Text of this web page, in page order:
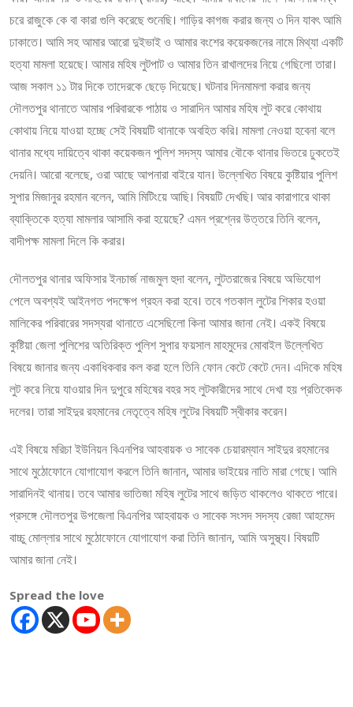
চরে রাজুকে কে বা কারা গুলি করেছে শুনেছি। গাড়ির কাগজ করার জন্য ৩ দিন যাবৎ আমি
ঢাকাতে। আমি সহ আমার আরো দুইভাই ও আমার বংশের কয়েকজনের নামে মিথ্যা একটি
হত্যা মামলা হয়েছে। আমার মহিষ লুটপাট ও আমার তিন রাখালদের নিয়ে গেছিলো তারা।
আজ সকাল ১১ টার দিকে তাদেরকে ছেড়ে দিয়েছে। ঘটনার দিনমামলা করার জন্য
দৌলতপুর থানাতে আমার পরিবারকে পাঠায় ও সারাদিন আমার মহিষ লুট করে কোথায়
কোথায় নিয়ে যাওয়া হচ্ছে সেই বিষয়টি থানাকে অবহিত করি। মামলা নেওয়া হবেনা বলে
থানার মধ্যে দায়িত্বে থাকা কয়েকজন পুলিশ সদস্য আমার বৌকে থানার ভিতরে ঢুকতেই
দেয়নি। আরো বলেছে, ওরা আছে আপনারা বাইরে যান। উল্লেখিত বিষয়ে কুষ্টিয়ার পুলিশ
সুপার মিজানুর রহমান বলেন, আমি মিটিংয়ে আছি। বিষয়টি দেখছি। আর কারাগারে থাকা
ব্যাক্তিকে হত্যা মামলার আসামি করা হয়েছে? এমন প্রশ্নের উত্তরে তিনি বলেন,
বাদীপক্ষ মামলা দিলে কি করার।
দৌলতপুর থানার অফিসার ইনচার্জ নাজমুল হুদা বলেন, লুটতরাজের বিষয়ে অভিযোগ
পেলে অবশ্যই আইনগত পদক্ষেপ গ্রহন করা হবে। তবে গতকাল লুটের শিকার হওয়া
মালিকের পরিবারের সদস্যরা থানাতে এসেছিলো কিনা আমার জানা নেই। একই বিষয়ে
কুষ্টিয়া জেলা পুলিশের অতিরিক্ত পুলিশ সুপার ফয়সাল মাহমুদের মোবাইল উল্লেখিত
বিষয়ে জানার জন্য একাধিকবার কল করা হলে তিনি ফোন কেটে কেটে দেন। এদিকে মহিষ
লুট করে নিয়ে যাওয়ার দিন দুপুরে মহিষের বহর সহ লুটকারীদের সাথে দেখা হয় প্রতিবেদক
দলের। তারা সাইদুর রহমানের নেতৃত্বে মহিষ লুটের বিষয়টি স্বীকার করেন।
এই বিষয়ে মরিচা ইউনিয়ন বিএনপির আহবায়ক ও সাবেক চেয়ারম্যান সাইদুর রহমানের
সাথে মুঠোফোনে যোগাযোগ করলে তিনি জানান, আমার ভাইয়ের নাতি মারা গেছে। আমি
সারাদিনই থানায়। তবে আমার ভাতিজা মহিষ লুটের সাথে জড়িত থাকলেও থাকতে পারে।
প্রসঙ্গে দৌলতপুর উপজেলা বিএনপির আহবায়ক ও সাবেক সংসদ সদস্য রেজা আহমেদ
বাচ্চু মোল্লার সাথে মুঠোফোনে যোগাযোগ করা তিনি জানান, আমি অসুস্থ্য। বিষয়টি
আমার জানা নেই।
Spread the love